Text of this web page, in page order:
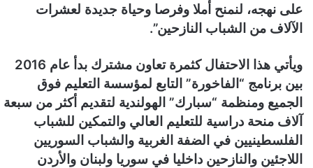
على نهجه، لنمنح أملا وفرصا وحياة جديدة لعشرات
الآلاف من الشباب النازحين”.
ويأتي هذا الاحتفال كثمرة تعاون مشترك بدأ عام 2016
بين برنامج “الفاخورة” التابع لمؤسسة التعليم فوق
الجميع ومنظمة “سبارك” الهولندية لتقديم أكثر من سبعة
آلاف منحة دراسية للتعليم العالي والتمكين للشباب
الفلسطينيين في الضفة الغربية والشباب السوريين
اللاجئين والنازحين داخليا في سوريا ولبنان والأردن